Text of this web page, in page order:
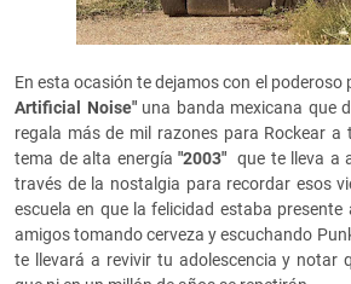
En esta ocasión te dejamos con el poderoso
Artificial Noise"una banda mexicana que
regala más de mil razones para Rockear
tema de alta energía "2003" que te lleva a
través de la nostalgia para recordar esos
escuela en que la felicidad estaba
amigos tomando cerveza y escuchando
te llevará a revivir tu adolescencia y notar